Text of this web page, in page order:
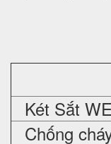
Két Sắt
Chống